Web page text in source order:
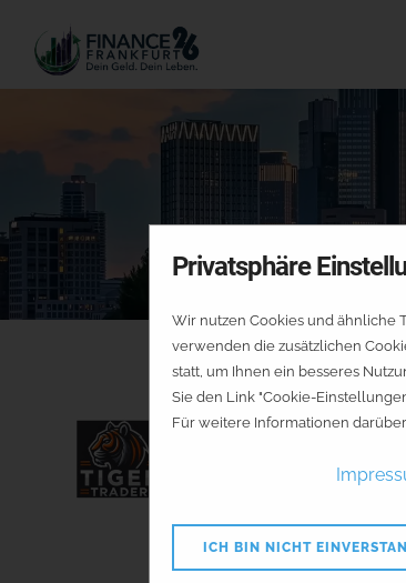
D28
Privatsphäre
Wir nutzen Cookies und ähnliche
verwenden die zusätzlichen
statt, um Ihnen ein besseres
Sie den Link "Cookie-
Für weitere Informationen
ICH BIN NICHT